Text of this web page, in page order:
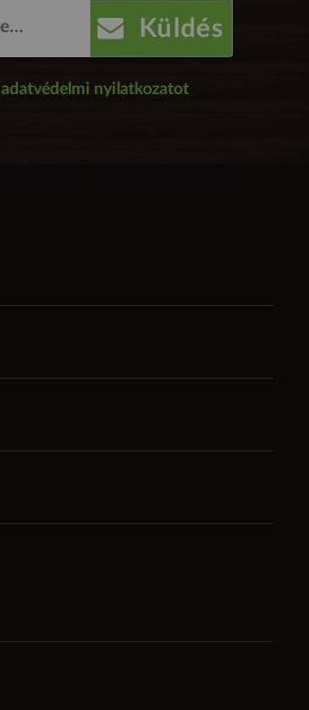
Küldés
adatvédelmi nyilatkozatot